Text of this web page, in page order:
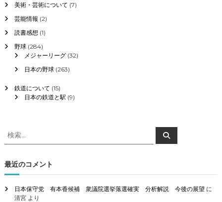
美術・芸術について (7)
芸能情報 (2)
読書感想 (1)
野球(284)
メジャーリーグ(32)
日本の野球(263)
鉄道について (15)
日本の鉄道と駅 (9)
検
索
象
:
検
索
最近のコメント
日本保守党 有本香候補 衆議院選挙落選確実 分析解説 今後の展望 に
清宮より